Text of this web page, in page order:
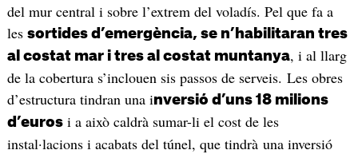
del mur central i sobre l’extrem del voladís. Pel que fa a
les sortides d’emergència, se n’habilitaran tres
al costat mar i tres al costat muntanya, i al llarg
de la cobertura s’inclouen sis passos de serveis. Les obres
d’estructura tindran una inversió d’uns 18 milions
d’eurosi a això caldrà sumar-li el cost de les
instal·lacions i acabats del túnel, que tindrà una inversió